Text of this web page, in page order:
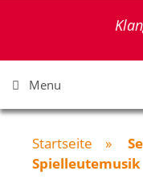
Menu
Startseite »
Spielleutemusik